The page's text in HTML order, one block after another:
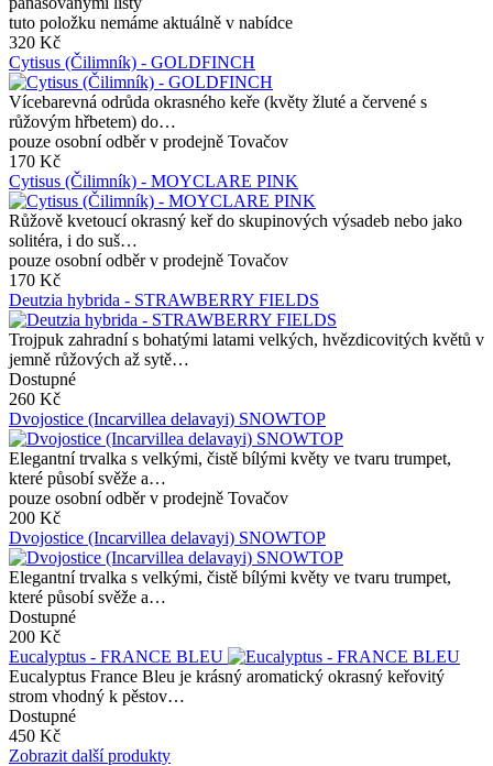
tuto položku nemáme aktuálně v nabídce
320 Kč
Cytisus (Čilimník) - GOLDFINCH
Vícebarevná odrůda okrasného keře (květy žluté a červené s
růžovým hřbetem) do…
pouze osobní odběr v prodejně Tovačov
170 Kč
Cytisus (Čilimník) - MOYCLARE PINK
Růžově kvetoucí okrasný keř do skupinových výsadeb nebo jako
solitéra, i do suš…
pouze osobní odběr v prodejně Tovačov
170 Kč
Deutzia hybrida - STRAWBERRY FIELDS
Trojpuk zahradní s bohatými latami velkých, hvězdicovitých květů v
jemně růžových až sytě…
Dostupné
260 Kč
Dvojostice (Incarvillea delavayi) SNOWTOP
Elegantní trvalka s velkými, čistě bílými květy ve tvaru trumpet,
které působí svěže a…
pouze osobní odběr v prodejně Tovačov
200 Kč
Dvojostice (Incarvillea delavayi) SNOWTOP
Elegantní trvalka s velkými, čistě bílými květy ve tvaru trumpet,
které působí svěže a…
Dostupné
200 Kč
Eucalyptus - FRANCE BLEU
Eucalyptus France Bleu je krásný aromatický okrasný keřovitý
strom vhodný k pěstov…
Dostupné
450 Kč
Zobrazit další produkty